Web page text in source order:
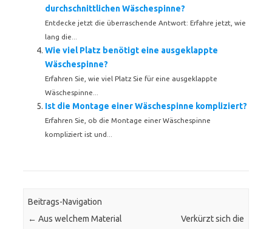
durchschnittlichen Wäschespinne?
Entdecke jetzt die überraschende Antwort: Erfahre jetzt, wie
lang die...
Wie viel Platz benötigt eine ausgeklappte
Wäschespinne?
Erfahren Sie, wie viel Platz Sie für eine ausgeklappte
Wäschespinne...
Ist die Montage einer Wäschespinne kompliziert?
Erfahren Sie, ob die Montage einer Wäschespinne
kompliziert ist und...
Beitrags-Navigation
← Aus welchem Material
Verkürzt sich die